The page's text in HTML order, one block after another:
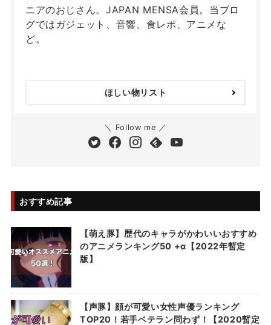
ニアのおじさん。JAPAN MENSA会員。当ブロ
グではガジェット、音響、食レポ、アニメな
ど。
ほしい物リスト
＼ Follow me ／
おすすめ記事
【萌え豚】歴代のキャラがかわいいおすすめ
のアニメランキング50 +α【2022年暫定
版】
【声豚】顔が可愛い女性声優ランキング
TOP20！若手ベテラン問わず！【2020暫定